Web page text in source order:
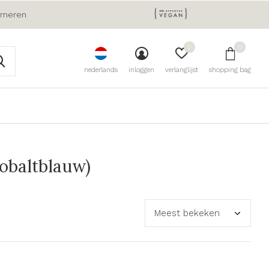
nederlands inloggen verlanglijst
0
shopping bag
0